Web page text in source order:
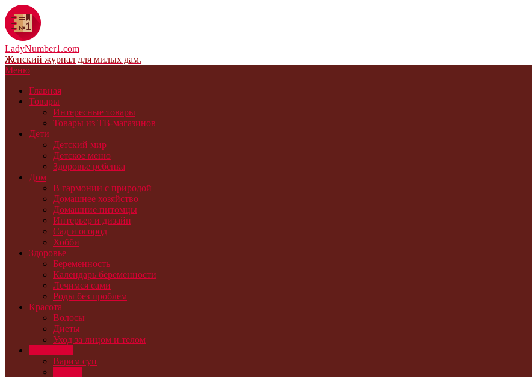
LadyNumber1.com
Женский журнал для милых дам.
Меню
Главная
Товары
Интересные товары
Товары из ТВ-магазинов
Дети
Детский мир
Детское меню
Здоровье ребенка
Дом
В гармонии с природой
Домашнее хозяйство
Домашние питомцы
Интерьер и дизайн
Сад и огород
Хобби
Здоровье
Беременность
Календарь беременности
Лечимся сами
Роды без проблем
Красота
Волосы
Диеты
Уход за лицом и телом
Варим суп